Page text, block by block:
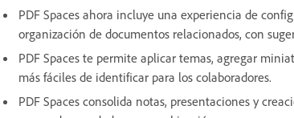
PDF Spaces ahora incluye una experiencia de
organización de documentos relacionados, con
PDF Spaces te permite aplicar temas, agregar
más fáciles de identificar para los colaboradores.
PDF Spaces consolida notas, presentaciones y